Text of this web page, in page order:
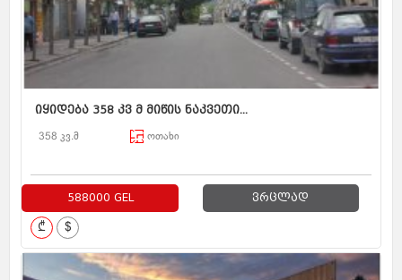
იყიდება 358 კვ მ მიწის ნაკვეთი...
358 კვ.მ ოთახი
588000 GEL ვრცლად
₾ $